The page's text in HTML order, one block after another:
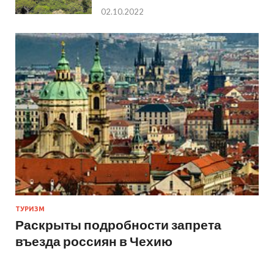
02.10.2022
ТУРИЗМ
Раскрыты подробности запрета
въезда россиян в Чехию